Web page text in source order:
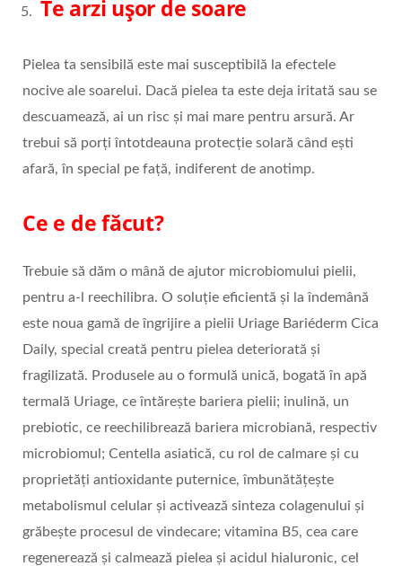
Te arzi ușor de soare
Pielea ta sensibilă este mai susceptibilă la efectele
nocive ale soarelui. Dacă pielea ta este deja iritată sau se
descuamează, ai un risc și mai mare pentru arsură. Ar
trebui să porți întotdeauna protecție solară când ești
afară, în special pe față, indiferent de anotimp.
Ce e de făcut?
Trebuie să dăm o mână de ajutor microbiomului pielii,
pentru a-l reechilibra. O soluție eficientă și la îndemână
este noua gamă de îngrijire a pielii Uriage Bariéderm Cica
Daily, special creată pentru pielea deteriorată și
fragilizată. Produsele au o formulă unică, bogată în apă
termală Uriage, ce întărește bariera pielii; inulină, un
prebiotic, ce reechilibrează bariera microbiană, respectiv
microbiomul; Centella asiatică, cu rol de calmare și cu
proprietăți antioxidante puternice, îmbunătățește
metabolismul celular și activează sinteza colagenului și
grăbește procesul de vindecare; vitamina B5, cea care
regenerează și calmează pielea și acidul hialuronic, cel